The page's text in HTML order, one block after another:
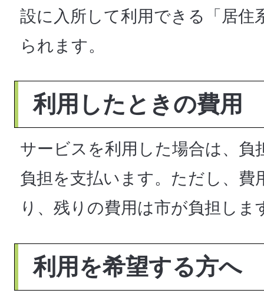
設に入所して利用できる「居住
られます。
利用したときの費用
サービスを利用した場合は、負
負担を支払います。ただし、費
り、残りの費用は市が負担しま
利用を希望する方へ